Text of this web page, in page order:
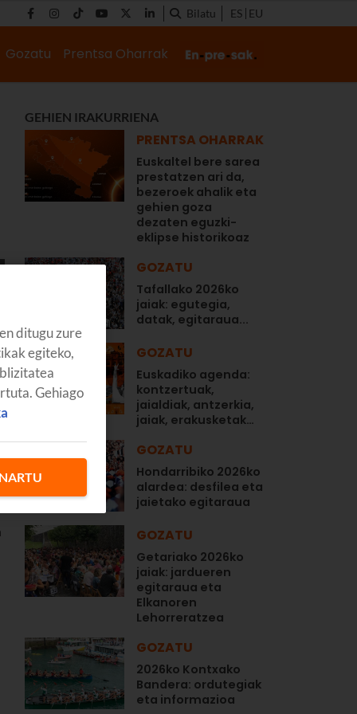
Bilatu ES EU
Gozatu Prentsa Oharrak
GEHIEN IRAKURRIENA
PRENTSA OHARRAK
Euskaltel bere sarea
prestatzen ari da,
bezeroek ahalik eta
gehien goza
dezaten eguzki-
eklipse historikoaz
GOZATU
Tafallako 2026ko
jaiak: egutegia,
datak, egitaraua...
GOZATU
Euskadiko agenda:
kontzertuak,
jaialdiak, antzerkia,
jaiak, erakusketak…
GOZATU
Hondarribiko 2026ko
alardea: desfilea eta
jaietako egitaraua
GOZATU
Getariako 2026ko
jaiak: jardueren
egitaraua eta
Elkanoren
Lehorreratzea
GOZATU
2026ko Kontxako
Bandera: ordutegiak
eta informazioa
ditugu zure
egiteko,
Gehiago